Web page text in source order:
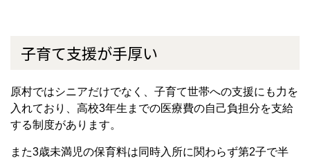
子育て支援が手厚い
原村ではシニアだけでなく、子育て世帯への支援にも力を
入れており、高校3年生までの医療費の自己負担分を支給
する制度があります。
また3歳未満児の保育料は同時入所に関わらず第2子で半